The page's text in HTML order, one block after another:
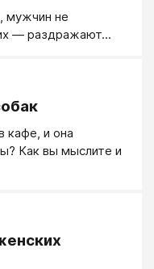
суровая, но
прочитать, если
мужчин не
— раздражают...
кафе, и она
Как вы мыслите и